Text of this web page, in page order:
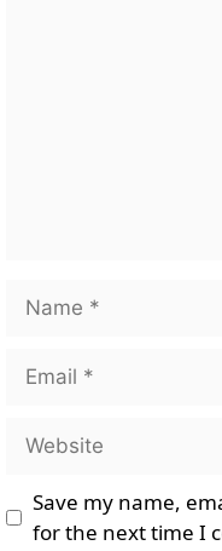
Name
Email
Website
Save my name,
for the next time I